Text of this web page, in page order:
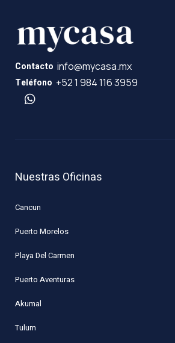
Contacto info@mycasa.mx
Teléfono +52 1 984 116 3959
Nuestras Oficinas
Cancun
Puerto Morelos
Playa Del Carmen
Puerto Aventuras
Akumal
Tulum